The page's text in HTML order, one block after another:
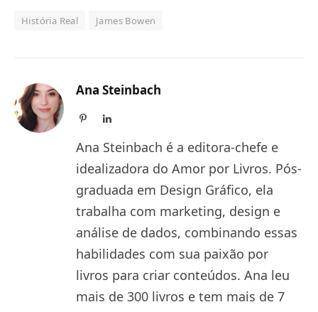
História Real James Bowen
Ana Steinbach
PinterestLinkedIn
Ana Steinbach é a editora-chefe e
idealizadora do Amor por Livros. Pós-
graduada em Design Gráfico, ela
trabalha com marketing, design e
análise de dados, combinando essas
habilidades com sua paixão por
livros para criar conteúdos. Ana leu
mais de 300 livros e tem mais de 7